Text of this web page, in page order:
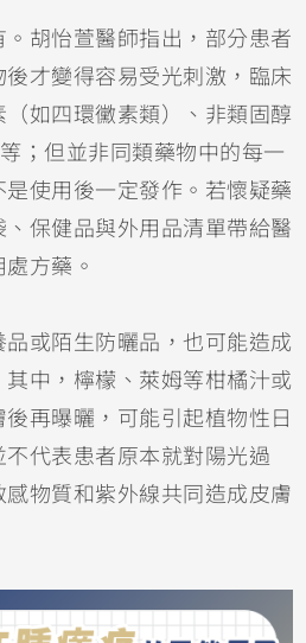
胡怡萱醫師指出，部分患者
才變得容易受光刺激，臨床
（如 四環黴素類）、非類固醇
等；但並非同類藥物中的每一
使用後一定發作。若懷疑藥
保健品與外用品清單帶給醫
方藥。
品或陌生 防曬品，也可能造成
中，檸檬、萊姆等柑橘汁或
再曝曬，可能引起植物性日
代表患者原本就對陽光過
物質和紫外線共同造成皮膚